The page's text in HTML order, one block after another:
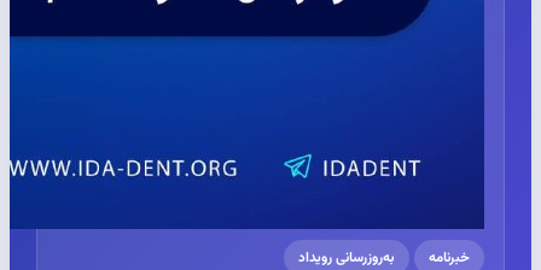
خبرنامه به‌روزرسانی رویداد